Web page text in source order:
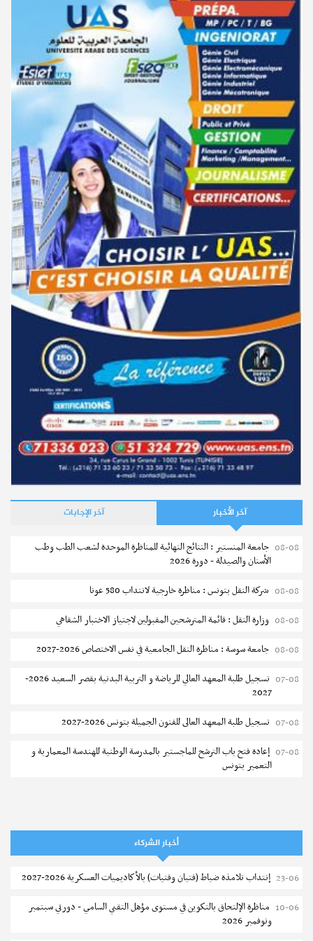
آخر الأخبار آخر الإجابات
08-08 جامعة المنستير : النتائج النهائية للمناظرة الموحدة لشعب الطب وطب
الأسنان والصيدلة - دورة 2026
08-08 شركة النقل بتونس : مناظرة خارجية لانتداب 580 عونا
08-08 وزارة النقل : قائمة المترشحين المقبولين لاجتياز الاختبار الشفاهي
08-08 جامعة سوسة : مناظرة النقل الجامعية في نفس الاختصاص 2026-2027
07-08
تسجيل طلبة المعهد العالي للرياضة و التربية البدنية بقصر السعيد 2026-
2027
07-08 تسجيل طلبة المعهد العالى للفنون الجميلة بتونس 2026-2027
07-08 إعادة فتح باب الترشح للماجستير بالمدرسة الوطنية للهندسة المعمارية و
التعمير بتونس
المعهد العالي للعلوم التطبيقية والتكنولوجيا بالقيروان : الترشح للماجستير
2026-2027
06-08 الترشح للماجستير بالمعهد العالي لمهن الموضة بالمنستير 2026-2027
أخبار الشركاء
23-06 إنتداب تلامذة ضباط (فتيان وفتيات) بالأكاديميات العسكرية 2026-2027
10-06 مناظرة الإلتحاق بالتكوين في مستوى مؤهل التقني السامي - دورتي سبتمبر
ونوفمبر 2026